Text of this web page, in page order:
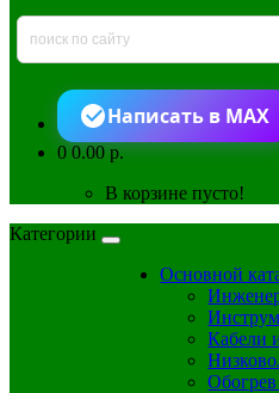
Написать в MAX
00.00 р.
В корзине пусто!
Категории
Основной
Кабели